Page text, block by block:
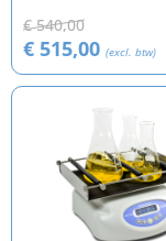
€ 540,00
€ 515,00 (excl. btw)